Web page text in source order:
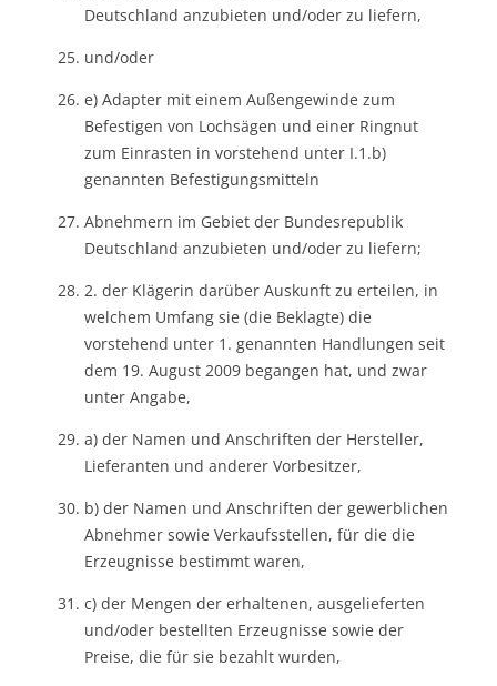
Deutschland anzubieten und/oder zu liefern,
und/oder
e) Adapter mit einem Außengewinde zum
Befestigen von Lochsägen und einer Ringnut
zum Einrasten in vorstehend unter I.1.b)
genannten Befestigungsmitteln
Abnehmern im Gebiet der Bundesrepublik
Deutschland anzubieten und/oder zu liefern;
2. der Klägerin darüber Auskunft zu erteilen, in
welchem Umfang sie (die Beklagte) die
vorstehend unter 1. genannten Handlungen seit
dem 19. August 2009 begangen hat, und zwar
unter Angabe,
a) der Namen und Anschriften der Hersteller,
Lieferanten und anderer Vorbesitzer,
b) der Namen und Anschriften der gewerblichen
Abnehmer sowie Verkaufsstellen, für die die
Erzeugnisse bestimmt waren,
c) der Mengen der erhaltenen, ausgelieferten
und/oder bestellten Erzeugnisse sowie der
Preise, die für sie bezahlt wurden,